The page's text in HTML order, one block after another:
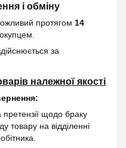
і обміну
протягом 14
за
належної якості
щодо браку
товару на відділенні